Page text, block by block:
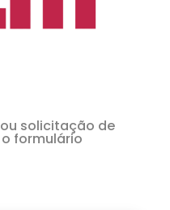
solicitação de
formulário